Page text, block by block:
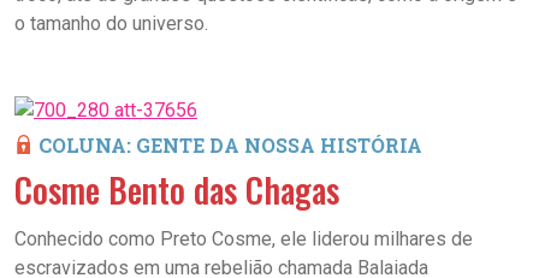
o tamanho do universo.
COLUNA: GENTE DA NOSSA HISTÓRIA
Cosme Bento das Chagas
Conhecido como Preto Cosme, ele liderou milhares de
escravizados em uma rebelião chamada Balaiada